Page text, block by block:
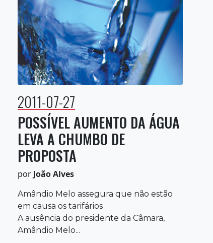
2011-07-27
POSSÍVEL AUMENTO DA ÁGUA
LEVA A CHUMBO DE
PROPOSTA
por João Alves
Amândio Melo assegura que não estão
em causa os tarifários
A ausência do presidente da Câmara,
Amândio Melo...